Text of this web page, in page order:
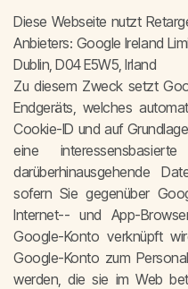
Diese Webseite nutzt
Anbieters: Google Ireland
Dublin, D04 E5W5, Irland
Zu diesem Zweck setzt
Endgeräts, welches
Cookie-ID und auf
eine
darüberhinausgehende
sofern Sie gegenüber
Internet-- und App-
Google-Konto verknüpft
Google-Konto zum
werden, die sie im Web